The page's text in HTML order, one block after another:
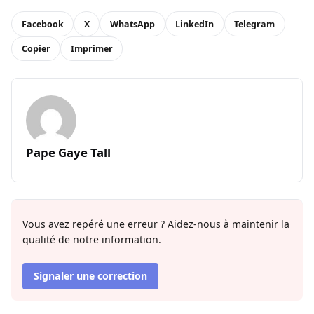
Facebook X WhatsApp LinkedIn Telegram
Copier Imprimer
Pape Gaye Tall
Vous avez repéré une erreur ? Aidez-nous à maintenir la
qualité de notre information.
Signaler une correction